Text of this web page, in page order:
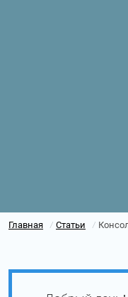
Главная / Статьи /